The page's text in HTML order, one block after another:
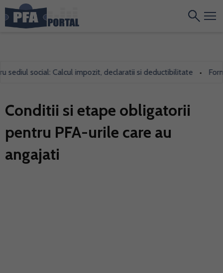
social: Calcul impozit, declaratii si deductibilitate •
Conditii si etape obligatorii
pentru PFA-urile care au
angajati